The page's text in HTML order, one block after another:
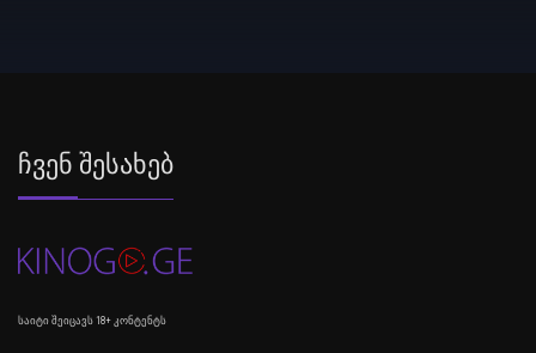
Ჩვენ Შესახებ
საიტი შეიცავს 18+ კონტენტს